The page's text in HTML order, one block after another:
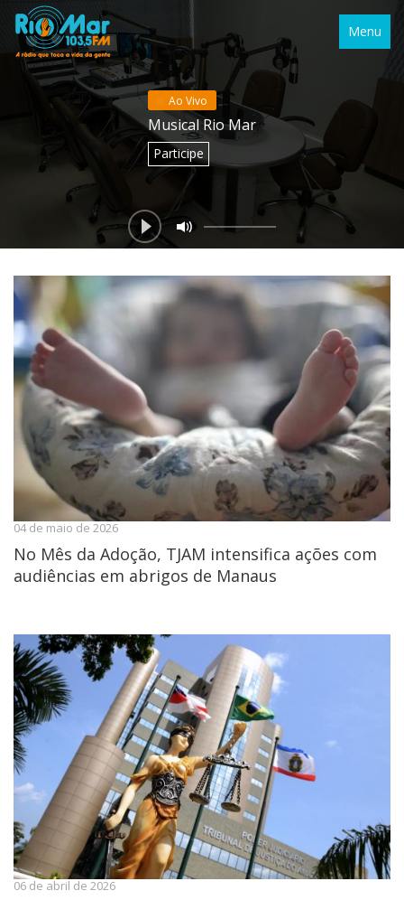
Menu
Ao Vivo
Musical Rio Mar
Participe
04 de maio de 2026
No Mês da Adoção, TJAM intensifica ações com
audiências em abrigos de Manaus
06 de abril de 2026